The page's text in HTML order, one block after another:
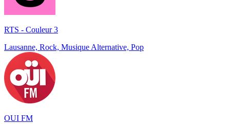
RTS - Couleur 3
Lausanne, Rock, Musique Alternative, Pop
OUI FM